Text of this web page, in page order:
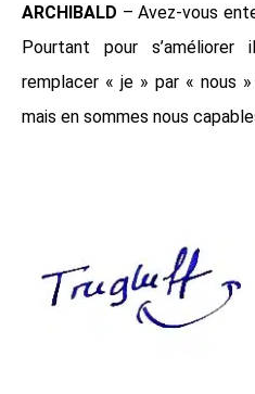
ARCHIBALD – Avez-vous
Pourtant pour
remplacer « je » par « nous
mais en sommes nous